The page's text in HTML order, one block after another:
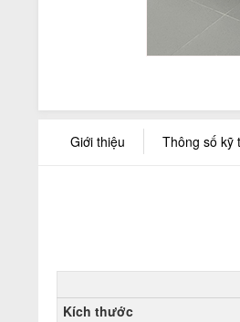
Giới thiệu Thông số kỹ
Kích thước